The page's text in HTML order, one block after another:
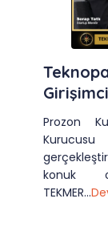
Prozon
konuk
TEKMER...